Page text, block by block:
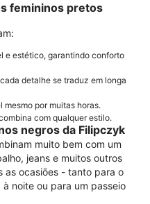
femininos pretos
e estético, garantindo conforto
detalhe se traduz em longa
mesmo por muitas horas.
com qualquer estilo.
negros da Filipczyk
muito bem com um
jeans e muitos outros
as ocasiões - tanto para o
noite ou para um passeio